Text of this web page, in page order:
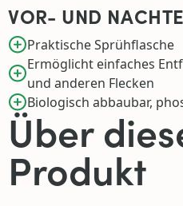
Über
Produkt
VOR- UND
Praktische Sprühflasche
Ermöglicht einfaches
und anderen Flecken
Biologisch abbaubar,